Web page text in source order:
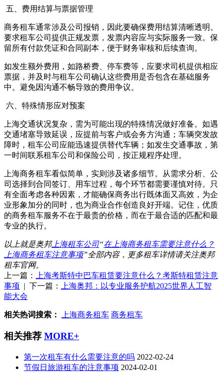
五、费用结算与票据管理
商务租车通常涉及公司报销，因此要确保费用结算清晰透明。
要求租车公司提供正规发票，发票内容应与实际服务一致。保
留所有付款凭证和合同副本，便于财务审核和后续查询。
如发生额外费用，如路桥费、停车费等，应要求司机提供相应
票据，并及时与租车公司确认这些费用是否包含在基础服务
中。避免因沟通不畅导致的费用争议。
六、特殊情形应对预案
上海交通状况复杂，需为可能出现的特殊情况做好准备。如遇
交通堵塞导致延误，应提前与客户或会务方沟通；车辆突发故
障时，租车公司应能迅速提供替代车辆；如发生交通事故，第
一时间联系租车公司和保险公司，按正规程序处理。
上海商务租车看似简单，实则涉及诸多细节。从需求分析、公
司选择到合同签订、用车过程，每个环节都需要谨慎对待。只
有全面考虑各种因素，才能确保商务出行既体面又高效，为企
业形象加分的同时，也为商业合作创造良好开端。记住，优质
的商务租车服务不在于最贵的价格，而在于最合适的匹配和最
专业的执行。
以上就是奥邦上海租车公司“在上海商务租车需要注意什么？
上海商务租车注意事项”全部内容，更多租车详情请关注奥邦
租车官网。
上一篇：
上海考斯特中巴车租赁要注意什么？考斯特租赁注意
事项 | 下一篇：
上海奥邦：以专业服务护航2025世界人工智
能大会
相关热词搜索： 上海商务租车 商务租车
相关推荐 MORE+
第一次租车有什么需要注意的吗 2022-02-24
节假日旅游租车的注意事项 2024-02-01